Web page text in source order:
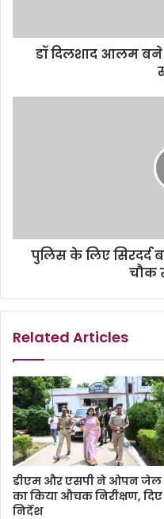
डॉ दिलशाद आलम
पुलिस के लिए सिरदर्द
चौक
Related Articles
डीएम और एसपी ने ओपन जेल
का किया औचक निरीक्षण, दिए
निर्देश